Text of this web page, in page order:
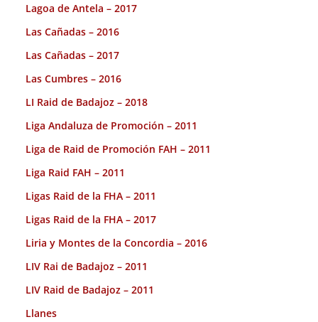
Lagoa de Antela – 2017
Las Cañadas – 2016
Las Cañadas – 2017
Las Cumbres – 2016
LI Raid de Badajoz – 2018
Liga Andaluza de Promoción – 2011
Liga de Raid de Promoción FAH – 2011
Liga Raid FAH – 2011
Ligas Raid de la FHA – 2011
Ligas Raid de la FHA – 2017
Liria y Montes de la Concordia – 2016
LIV Rai de Badajoz – 2011
LIV Raid de Badajoz – 2011
Llanes